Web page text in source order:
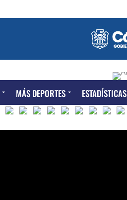
MÁS DEPORTES ESTADÍSTICAS